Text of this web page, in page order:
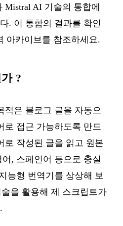
AI 기술의 통합에
. 이 통합의 결과를 확인
아카이브를 참조하세요.
?
적은 블로그 글을 자동으
로 접근 가능하도록 만드
로 작성된 글을 읽고 원본
, 스페인어 등으로 충실
능형 번역기를 상상해 보
을 활용해 제 스크립트가